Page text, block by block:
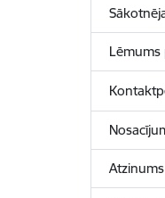
Lēmums